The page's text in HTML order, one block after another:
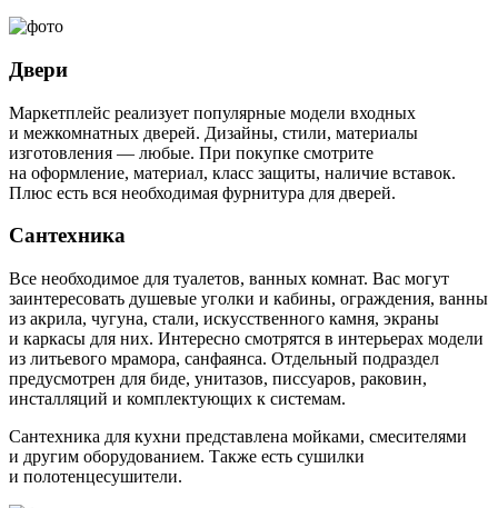
Двери
Маркетплейс реализует популярные модели входных
и межкомнатных дверей. Дизайны, стили, материалы
изготовления — любые. При покупке смотрите
на оформление, материал, класс защиты, наличие вставок.
Плюс есть вся необходимая фурнитура для дверей.
Сантехника
Все необходимое для туалетов, ванных комнат. Вас могут
заинтересовать душевые уголки и кабины, ограждения, ванны
из акрила, чугуна, стали, искусственного камня, экраны
и каркасы для них. Интересно смотрятся в интерьерах модели
из литьевого мрамора, санфаянса. Отдельный подраздел
предусмотрен для биде, унитазов, писсуаров, раковин,
инсталляций и комплектующих к системам.
Сантехника для кухни представлена мойками, смесителями
и другим оборудованием. Также есть сушилки
и полотенцесушители.